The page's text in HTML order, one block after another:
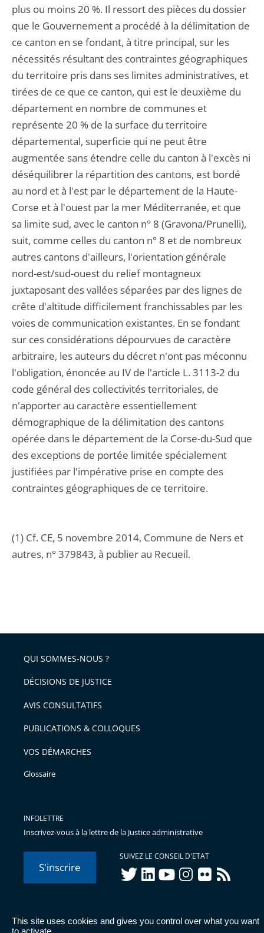
This site uses cookies and gives you control over what you want
to activate
plus ou moins 20 %. Il ressort des pièces du dossier
que le Gouvernement a procédé à la délimitation de
ce canton en se fondant, à titre principal, sur les
nécessités résultant des contraintes géographiques
du territoire pris dans ses limites administratives, et
tirées de ce que ce canton, qui est le deuxième du
département en nombre de communes et
représente 20 % de la surface du territoire
départemental, superficie qui ne peut être
augmentée sans étendre celle du canton à l'excès ni
déséquilibrer la répartition des cantons, est bordé
au nord et à l'est par le département de la Haute-
Corse et à l'ouest par la mer Méditerranée, et que
sa limite sud, avec le canton n° 8 (Gravona/Prunelli),
suit, comme celles du canton n° 8 et de nombreux
autres cantons d'ailleurs, l'orientation générale
nord-est/sud-ouest du relief montagneux
juxtaposant des vallées séparées par des lignes de
crête d'altitude difficilement franchissables par les
voies de communication existantes. En se fondant
sur ces considérations dépourvues de caractère
arbitraire, les auteurs du décret n'ont pas méconnu
l'obligation, énoncée au IV de l'article L. 3113-2 du
code général des collectivités territoriales, de
n'apporter au caractère essentiellement
démographique de la délimitation des cantons
opérée dans le département de la Corse-du-Sud que
des exceptions de portée limitée spécialement
justifiées par l'impérative prise en compte des
contraintes géographiques de ce territoire.
(1) Cf. CE, 5 novembre 2014, Commune de Ners et
autres, n° 379843, à publier au Recueil.
QUI SOMMES-NOUS ?
DÉCISIONS DE JUSTICE
AVIS CONSULTATIFS
PUBLICATIONS & COLLOQUES
VOS DÉMARCHES
Glossaire
INFOLETTRE
Inscrivez-vous à la lettre de la Justice administrative
S'inscrire
SUIVEZ LE CONSEIL D'ETAT
twitterlinkedInyoutubeinstagram
flickr rss
© Conseil d'État 2026 - Mentions légales Données